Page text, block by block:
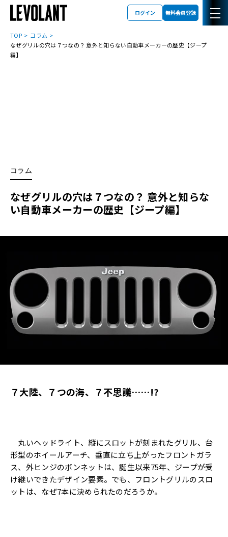
ログイン 無料会員登録
TOP
コラム
なぜグリルの穴は７つなの？ 意外と知らない自動車メーカーの歴史【ジープ
編】
コラム
なぜグリルの穴は７つなの？ 意外と知らな
い自動車メーカーの歴史【ジープ編】
７大陸、７つの海、７不思議……!?
丸いヘッドライト、縦にスロットが刻まれたグリル、台
形型のホイールアーチ、垂直に立ち上がったフロントガラ
ス、外ヒンジのボンネットは、誕生以来75年、ジープが受
け継いできたデザイン要素。でも、フロントグリルのスロ
ットは、なぜ7本に決められたのだろうか。